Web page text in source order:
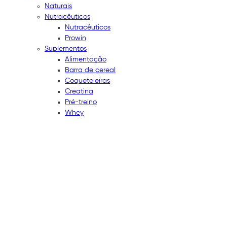
Naturais
Nutracêuticos
Nutracêuticos
Prowin
Suplementos
Alimentação
Barra de cereal
Coqueteleiras
Creatina
Pré-treino
Whey